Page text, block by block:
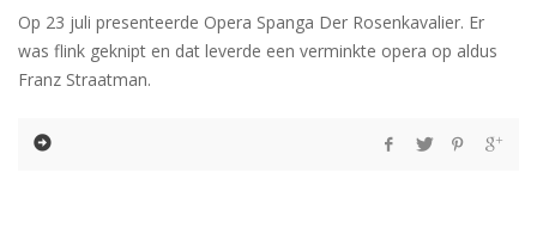
Op 23 juli presenteerde Opera Spanga Der Rosenkavalier. Er
was flink geknipt en dat leverde een verminkte opera op aldus
Franz Straatman.